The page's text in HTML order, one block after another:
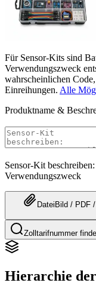
Für Sensor-Kits sind
Verwendungszweck
wahrscheinlichen
Einreihungen. Alle
Produktname &
Sensor-Kit
Verwendungszweck
Datei Bild / PDF
Zolltarifnummer
Hierarchie